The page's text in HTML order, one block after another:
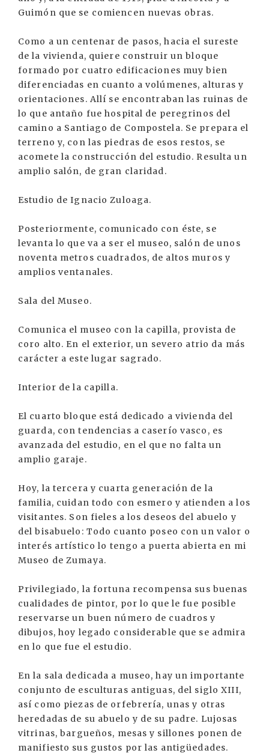
Guimón que se comiencen nuevas obras.
Como a un centenar de pasos, hacia el sureste
de la vivienda, quiere construir un bloque
formado por cuatro edificaciones muy bien
diferenciadas en cuanto a volúmenes, alturas y
orientaciones. Allí se encontraban las ruinas de
lo que antaño fue hospital de peregrinos del
camino a Santiago de Compostela. Se prepara el
terreno y, con las piedras de esos restos, se
acomete la construcción del estudio. Resulta un
amplio salón, de gran claridad.
Estudio de Ignacio Zuloaga.
Posteriormente, comunicado con éste, se
levanta lo que va a ser el museo, salón de unos
noventa metros cuadrados, de altos muros y
amplios ventanales.
Sala del Museo.
Comunica el museo con la capilla, provista de
coro alto. En el exterior, un severo atrio da más
carácter a este lugar sagrado.
Interior de la capilla.
El cuarto bloque está dedicado a vivienda del
guarda, con tendencias a caserío vasco, es
avanzada del estudio, en el que no falta un
amplio garaje.
Hoy, la tercera y cuarta generación de la
familia, cuidan todo con esmero y atienden a los
visitantes. Son fieles a los deseos del abuelo y
del bisabuelo: Todo cuanto poseo con un valor o
interés artístico lo tengo a puerta abierta en mi
Museo de Zumaya.
Privilegiado, la fortuna recompensa sus buenas
cualidades de pintor, por lo que le fue posible
reservarse un buen número de cuadros y
dibujos, hoy legado considerable que se admira
en lo que fue el estudio.
En la sala dedicada a museo, hay un importante
conjunto de esculturas antiguas, del siglo XIII,
así como piezas de orfebrería, unas y otras
heredadas de su abuelo y de su padre. Lujosas
vitrinas, bargueños, mesas y sillones ponen de
manifiesto sus gustos por las antigüedades.